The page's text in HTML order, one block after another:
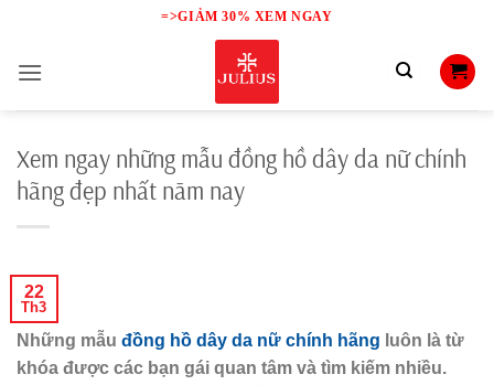
content
=>GIẢM 30% XEM NGAY
Xem ngay những mẫu đồng hồ dây da nữ chính
hãng đẹp nhất năm nay
22
Th3
Những mẫu đồng hồ dây da nữ chính hãng luôn là từ
khóa được các bạn gái quan tâm và tìm kiếm nhiều.